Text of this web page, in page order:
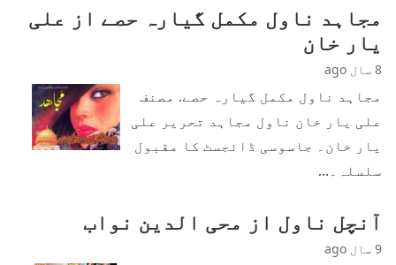
مجاہد ناول مکمل گیارہ حصے از علی
یار خان
8 سال ago
مجاہد ناول مکمل گیارہ حصے. مصنف
علی یار خان ناول مجاہد تحریر علی
یار خان۔ جاسوسی ڈائجسٹ کا مقبول
سلسلہ۔…
آنچل ناول از محی الدین نواب
9 سال ago